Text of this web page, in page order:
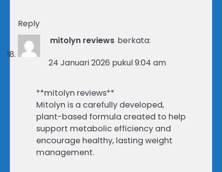
Reply
mitolyn reviews berkata:
24 Januari 2026 pukul 9:04 am
**mitolyn reviews**
Mitolyn is a carefully developed,
plant-based formula created to help
support metabolic efficiency and
encourage healthy, lasting weight
management.